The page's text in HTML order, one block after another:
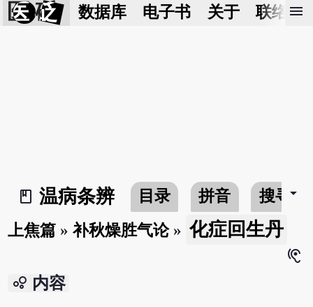
医 砭 数据库 电子书 关于 联络我
menu
book_2
温病条辨 目录 拼音 搜寻arrow_drop_down
上焦篇 »补秋燥胜气论» 化症回生丹
hearing
bubble_chart 内容